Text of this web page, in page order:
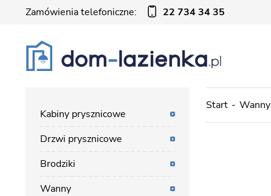
Zamówienia telefoniczne: 22 734 34 35
Start Wanny
Kabiny prysznicowe
Drzwi prysznicowe
Brodziki
Wanny